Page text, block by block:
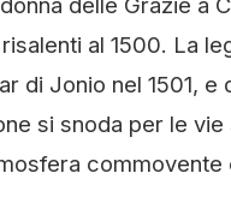
al 1500. La
di Jonio nel 1501,
si snoda per le
commovente